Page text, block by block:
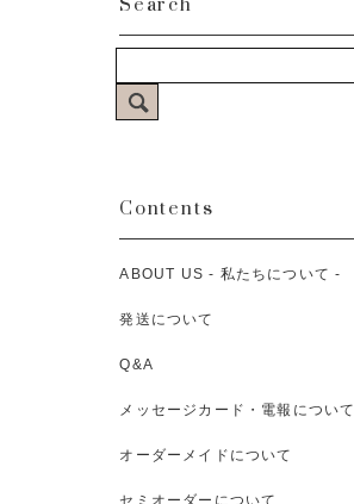
Contents
ABOUT US - 私たちについて -
発送について
Q&A
メッセージカード・電報について
オーダーメイドについて
セミオーダーについて